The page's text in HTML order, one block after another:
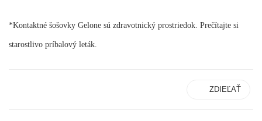
*Kontaktné šošovky Gelone sú zdravotnický prostriedok. Prečítajte si
starostlivo príbalový leták.
ZDIEĽAŤ